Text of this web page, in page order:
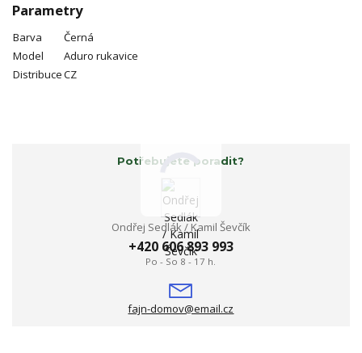
Parametry
Barva
Černá
Model
Aduro rukavice
DistribuceCZ
Potřebujete poradit?
Ondřej Sedlák / Kamil Ševčík
+420 606 893 993
Po - So 8 - 17 h.
fajn-domov@email.cz